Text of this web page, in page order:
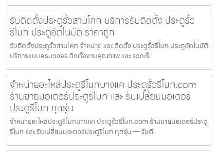
รับติดตั้งประตูรั้วสามโคก บริการรับติดตั้ง ประตูรั้ว
รีโมท ประตูอัตโนมัติ ราคาถูก
รับติดตั้งประตูรั้วสามโคก จำหน่าย และ ติดตั้ง ประตูรั้วรีโมท ประตูอัตโนมัติ
บริการแบบครบวงจร ติดตั้งงานคุณภาพ และ รวดเร็
จำหน่ายอะไหล่ประตูรีโมทบางแค ประตูรั้วรีโมท.com
ร้านขายมอเตอร์ประตูรีโมท และ รับเปลี่ยนมอเตอร์
ประตูรีโมท ทุกรุ่น
จำหน่ายอะไหล่ประตูรีโมทบางแค ประตูรั้วรีโมท.com ร้านขายมอเตอร์ประตู
รีโมท และ รับเปลี่ยนมอเตอร์ประตูรีโมท ทุกรุ่น — รับติ